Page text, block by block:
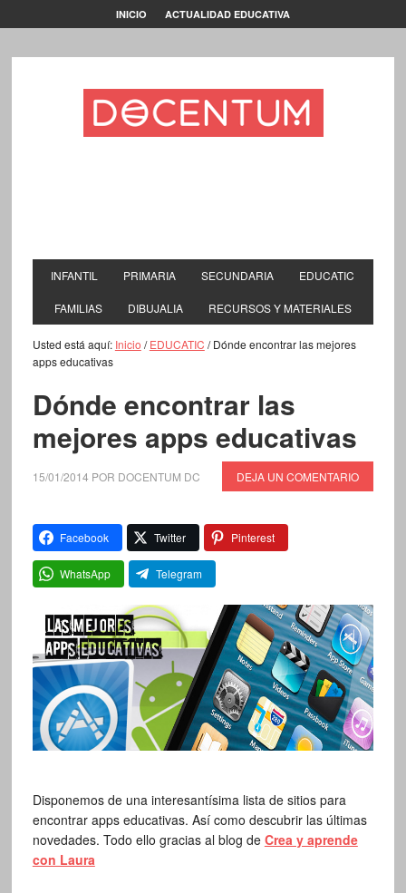
INICIO ACTUALIDAD EDUCATIVA
INFANTIL PRIMARIA SECUNDARIA EDUCATIC
FAMILIAS DIBUJALIA RECURSOS Y MATERIALES
Usted está aquí: Inicio / EDUCATIC /Dónde encontrar las mejores
apps educativas
Dónde encontrar las
mejores apps educativas
15/01/2014 POR DOCENTUM DC DEJA UN COMENTARIO
Facebook Twitter Pinterest
WhatsApp Telegram
Disponemos de una interesantísima lista de sitios para
encontrar apps educativas. Así como descubrir las últimas
novedades. Todo ello gracias al blog de Crea y aprende
con Laura